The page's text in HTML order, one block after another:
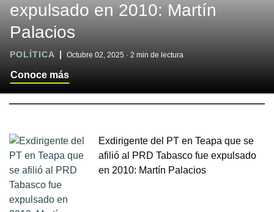
expulsado en 2010: Martín
Palacios
POLÍTICA Octubre 02, 2025 · 2 min de lectura
Conoce más
Exdirigente del PT en Teapa que se
afilió al PRD Tabasco fue expulsado
en 2010: Martín Palacios